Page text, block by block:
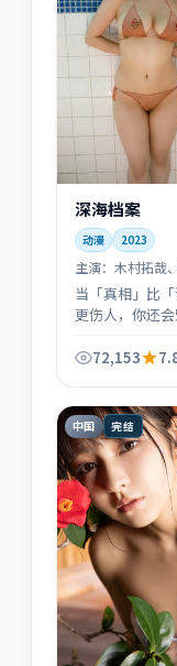
深海档案
动漫 2023
主演： 木村拓哉
千玺 等
当「真相」比「
更伤人，你还
喜剧的类型语
72,153
中国 完结